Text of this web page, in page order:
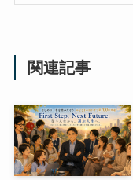
関連記事